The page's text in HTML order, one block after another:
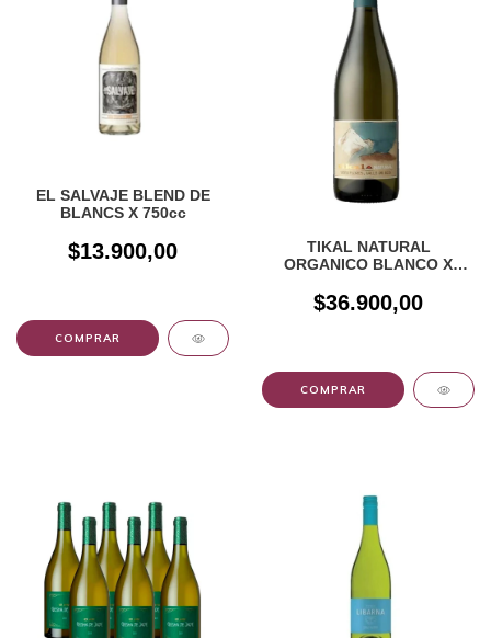
EL SALVAJE BLEND DE
BLANCS X 750cc
$13.900,00
TIKAL NATURAL
ORGANICO BLANCO X
$36.900,00